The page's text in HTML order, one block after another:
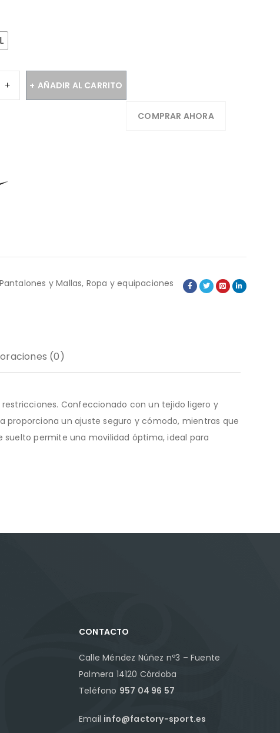
AÑADIR AL CARRITO
COMPRAR AHORA
Pantalones y Mallas, Ropa y equipaciones
(0)
Confeccionado con un tejido ligero y
proporciona un ajuste seguro y cómodo, mientras que
permite una movilidad óptima, ideal para
CONTACTO
Calle Méndez Núñez nº3 – Fuente
Palmera 14120 Córdoba
Teléfono 957 04 96 57
Email info@factory-sport.es